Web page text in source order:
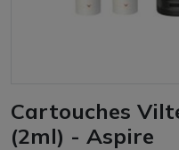
Cartouches
(2ml) - Aspire